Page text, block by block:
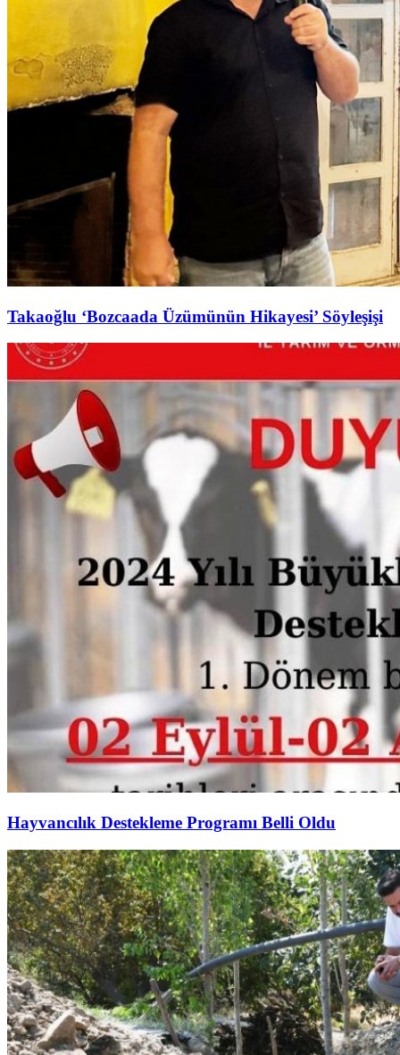
Takaoğlu ‘Bozcaada Üzümünün Hikayesi’ Söyleşişi
Hayvancılık Destekleme Programı Belli Oldu